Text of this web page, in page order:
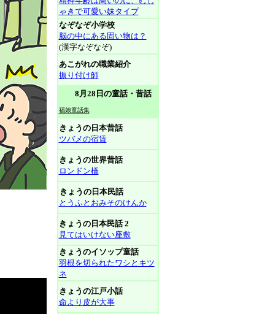
ゃきで可愛い妹タイプ
なぞなぞ小学校
脳の中にある固い物は？
(漢字なぞなぞ)
あこがれの職業紹介
振り付け師
8月28日の童話・昔話
福娘童話集
きょうの日本昔話
ツバメの宿賃
きょうの世界昔話
ロンドン橋
きょうの日本民話
とうふとおみそのけんか
きょうの日本民話 2
見てはいけない座敷
きょうのイソップ童話
羽根を切られたワシとキツ
ネ
きょうの江戸小話
命より皮が大事